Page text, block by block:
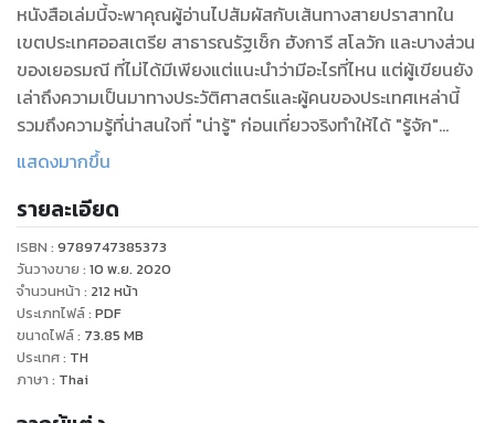
หนังสือเล่มนี้จะพาคุณผู้อ่านไปสัมผัสกับเส้นทางสายปราสาทใน
เขตประเทศออสเตรีย สาธารณรัฐเช็ก ฮังการี สโลวัก และบางส่วน
ของเยอรมณี ที่ไม่ได้มีเพียงแต่แนะนำว่ามีอะไรที่ไหน แต่ผู้เขียนยัง
เล่าถึงความเป็นมาทางประวัติศาสตร์และผู้คนของประเทศเหล่านี้
รวมถึงความรู้ที่น่าสนใจที่ "น่ารู้" ก่อนเที่ยวจริงทำให้ได้ "รู้จัก"
สถานที่เหล่านั้นที่มีมากกว่าเพียงแค่ตาเห็นหรือย่างเท้าเยือนชม
นอกจากนี้ผู้เขียนยังสอดแทรกเรื่องราวน่ารู้อีกมากมายที่ช่วยเพิ่ม
ชีวิตชีวาให้กับการท่องเที่ยว ไม่ว่าจะเป็นเรื่องร้านกาแฟ ร้านเบเกอรี่
ฮอยริเกนอันเป็นร้านอาหารสไตล์ออสเตรีย รวมทั้งการช้อปปิ้งที่ดู
จะขาดไม่ได้ในรสนิยมการท่องเที่ยวของคนไทย ถ่ายทอดด้วย
สำนวนภาษาอ่านง่าย พร้อมภาพประกอบสวยงาม ชวนติดตาม
แสดงมากขึ้น
รายละเอียด
ISBN : 9789747385373
วันวางขาย : 10 พ.ย. 2020
จำนวนหน้า : 212 หน้า
ประเภทไฟล์: PDF
ขนาดไฟล์: 73.85 MB
ประเทศ: TH
ภาษา : Thai